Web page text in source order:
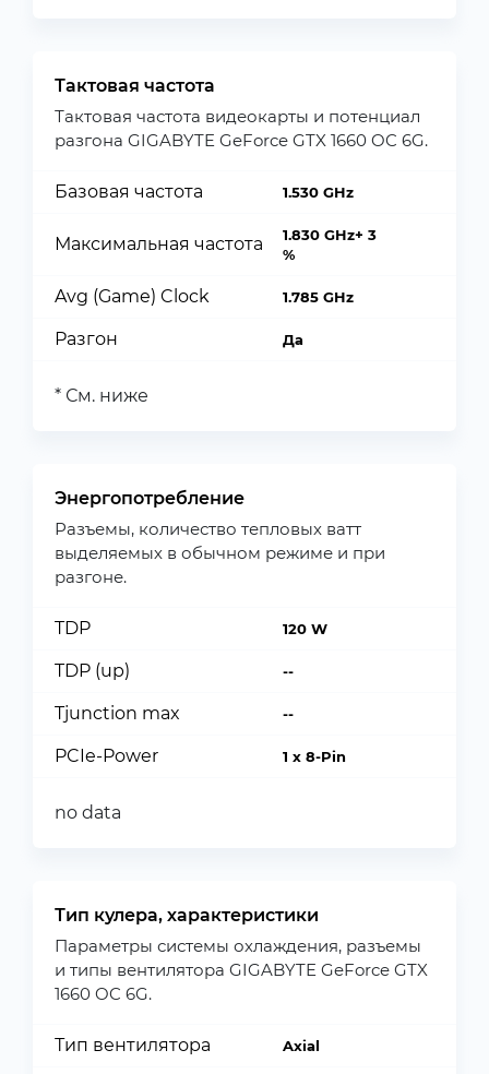
Тактовая частота
Тактовая частота видеокарты и потенциал
разгона GIGABYTE GeForce GTX 1660 OC 6G.
Базовая частота 1.530 GHz
Максимальная частота
1.830 GHz+ 3
%
Avg (Game) Clock 1.785 GHz
Разгон Да
* См. ниже
Энергопотребление
Разъемы, количество тепловых ватт
выделяемых в обычном режиме и при
разгоне.
TDP 120 W
TDP (up) --
Tjunction max --
PCIe-Power 1 x 8-Pin
no data
Тип кулера, характеристики
Параметры системы охлаждения, разъемы
и типы вентилятора GIGABYTE GeForce GTX
1660 OC 6G.
Тип вентилятора Axial